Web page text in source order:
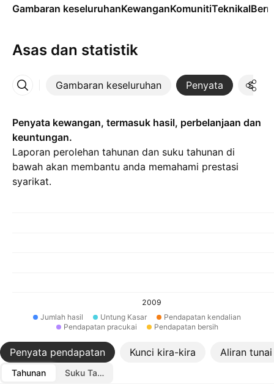
Gambaran keseluruhanKewanganKomunitiTeknikal
Asas dan statistik
Gambaran keseluruhan Penyata
Lebih
Penyata kewangan, termasuk hasil, perbelanjaan dan
keuntungan.
Laporan perolehan tahunan dan suku tahunan di
bawah akan membantu anda memahami prestasi
syarikat.
2009
Jumlah hasil
Untung Kasar
Pendapatan kendalian
Pendapatan pracukai
Pendapatan bersih
Penyata pendapatan Kunci kira-kira Aliran tunai
Tahunan
Suku Tahunan